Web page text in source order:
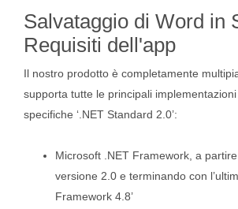
Salvataggio di Word in
Requisiti dell'app
Il nostro prodotto è completamente
supporta tutte le principali
specifiche ‘.NET Standard 2.0’:
Microsoft .NET Framework, a
versione 2.0 e terminando con
Framework 4.8’